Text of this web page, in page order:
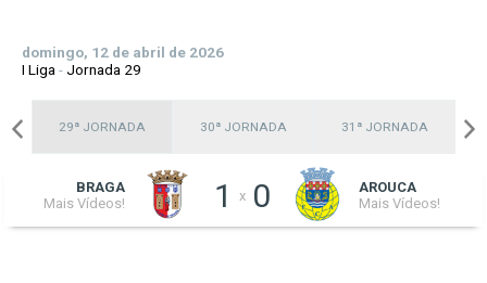
domingo, 12 de abril de 2026
I Liga -Jornada 29
29ª JORNADA 30ª JORNADA 31ª JORNADA
BRAGA
Mais Vídeos!
1 x 0
AROUCA
Mais Vídeos!